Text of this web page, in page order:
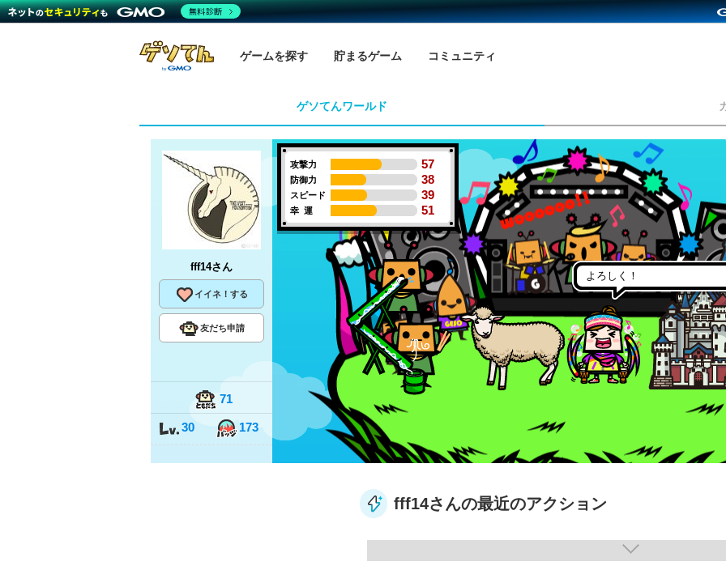
ゲームを探す 貯まるゲーム コミュニティ
ゲソてんワールド
fff14さん
イイネ！する
友だち申請
71
30 173
攻撃力 57
防御力 38
スピード 39
幸 運 51
よろしく！
fff14さんの最近のアクション
無料診断